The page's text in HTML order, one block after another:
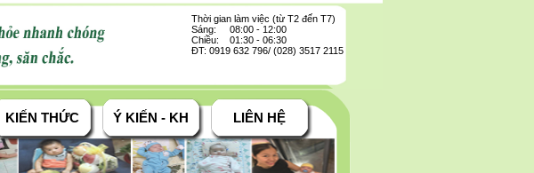
Thời gian làm việc (từ T2 đến T7)
Sáng: 08:00 - 12:00
Chiều: 01:30 - 06:30
ĐT: 0919 632 796/ (028) 3517 2115
KIẾN THỨC Ý KIẾN - KH LIÊN HỆ